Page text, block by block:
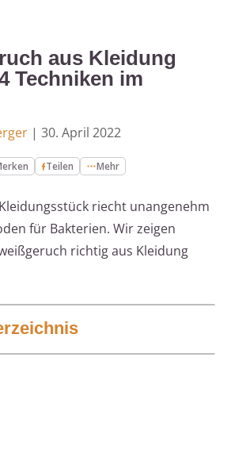
aus Kleidung
Techniken im
| 30. April 2022
Teilen Mehr
riecht unangenehm
für Bakterien. Wir zeigen
richtig aus Kleidung